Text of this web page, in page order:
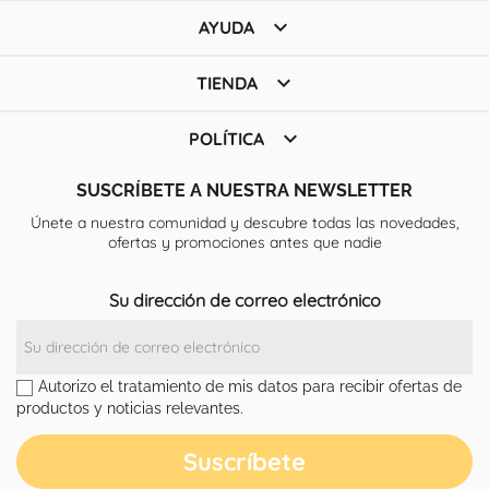
AYUDA 
TIENDA 
POLÍTICA 
SUSCRÍBETE A NUESTRA NEWSLETTER
Únete a nuestra comunidad y descubre todas las novedades,
ofertas y promociones antes que nadie
Su dirección de correo electrónico
Autorizo el tratamiento de mis datos para recibir ofertas de
productos y noticias relevantes.